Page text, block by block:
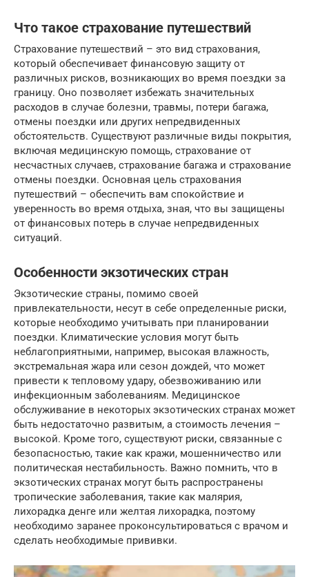
Что такое страхование путешествий
Страхование путешествий – это вид страхования,
который обеспечивает финансовую защиту от
различных рисков, возникающих во время поездки за
границу. Оно позволяет избежать значительных
расходов в случае болезни, травмы, потери багажа,
отмены поездки или других непредвиденных
обстоятельств. Существуют различные виды покрытия,
включая медицинскую помощь, страхование от
несчастных случаев, страхование багажа и страхование
отмены поездки. Основная цель страхования
путешествий – обеспечить вам спокойствие и
уверенность во время отдыха, зная, что вы защищены
от финансовых потерь в случае непредвиденных
ситуаций.
Особенности экзотических стран
Экзотические страны, помимо своей
привлекательности, несут в себе определенные риски,
которые необходимо учитывать при планировании
поездки. Климатические условия могут быть
неблагоприятными, например, высокая влажность,
экстремальная жара или сезон дождей, что может
привести к тепловому удару, обезвоживанию или
инфекционным заболеваниям. Медицинское
обслуживание в некоторых экзотических странах может
быть недостаточно развитым, а стоимость лечения –
высокой. Кроме того, существуют риски, связанные с
безопасностью, такие как кражи, мошенничество или
политическая нестабильность. Важно помнить, что в
экзотических странах могут быть распространены
тропические заболевания, такие как малярия,
лихорадка денге или желтая лихорадка, поэтому
необходимо заранее проконсультироваться с врачом и
сделать необходимые прививки.